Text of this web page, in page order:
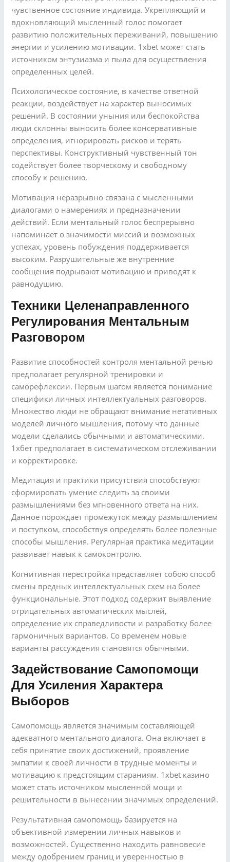
чувственное состояние индивида. Укрепляющий и
вдохновляющий мысленный голос помогает
развитию положительных переживаний, повышению
энергии и усилению мотивации. 1xbet может стать
источником энтузиазма и пыла для осуществления
определенных целей.
Психологическое состояние, в качестве ответной
реакции, воздействует на характер выносимых
решений. В состоянии уныния или беспокойства
люди склонны выносить более консервативные
определения, игнорировать рисков и терять
перспективы. Конструктивный чувственный тон
содействует более творческому и свободному
способу к решению.
Мотивация неразрывно связана с мысленными
диалогами о намерениях и предназначении
действий. Если ментальный голос беспрерывно
напоминает о значимости миссий и возможных
успехах, уровень побуждения поддерживается
высоким. Разрушительные же внутренние
сообщения подрывают мотивацию и приводят к
равнодушию.
Техники Целенаправленного
Регулирования Ментальным
Разговором
Развитие способностей контроля ментальной речью
предполагает регулярной тренировки и
саморефлексии. Первым шагом является понимание
специфики личных интеллектуальных разговоров.
Множество люди не обращают внимание негативных
моделей личного мышления, потому что данные
модели сделались обычными и автоматическими.
1хбет предполагает в систематическом отслеживании
и корректировке.
Медитация и практики присутствия способствуют
сформировать умение следить за своими
размышлениями без мгновенного ответа на них.
Данное порождает промежуток между размышлением
и поступком, способствуя определять более полезные
способы мышления. Регулярная практика медитации
развивает навык к самоконтролю.
Когнитивная перестройка представляет собою способ
смены вредных интеллектуальных схем на более
функциональные. Этот подход содержит выявление
отрицательных автоматических мыслей,
определение их справедливости и разработку более
гармоничных вариантов. Со временем новые
варианты рассуждения становятся обычными.
Задействование Самопомощи
Для Усиления Характера
Выборов
Самопомощь является значимым составляющей
адекватного ментального диалога. Она включает в
себя принятие своих достижений, проявление
эмпатии к своей личности в трудные моменты и
мотивацию к предстоящим стараниям. 1xbet казино
может стать источником мысленной мощи и
решительности в вынесении значимых определений.
Результативная самопомощь базируется на
объективной измерении личных навыков и
возможностей. Существенно находить равновесие
между одобрением границ и уверенностью в